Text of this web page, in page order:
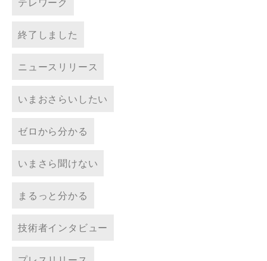
終了しました
ニュースリリース
いまおさらいしたい
ゼロから分かる
いまさら聞けない
まるっと分かる
技術者インタビュー